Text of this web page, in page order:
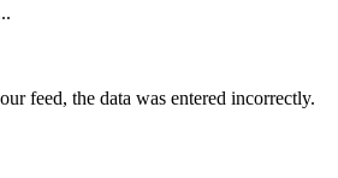
feed, the data was entered incorrectly.